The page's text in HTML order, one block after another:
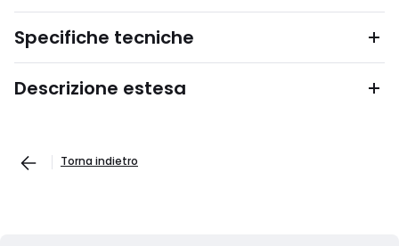
Specifiche tecniche
Descrizione estesa
Torna indietro